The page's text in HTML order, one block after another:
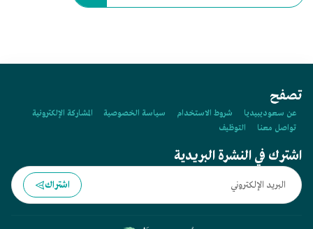
تصفح
عن سعوديبيديا شروط الاستخدام سياسة الخصوصية
المشاركة الإلكترونية
تواصل معنا
التوظيف
اشترك في النشرة البريدية
اشتراك